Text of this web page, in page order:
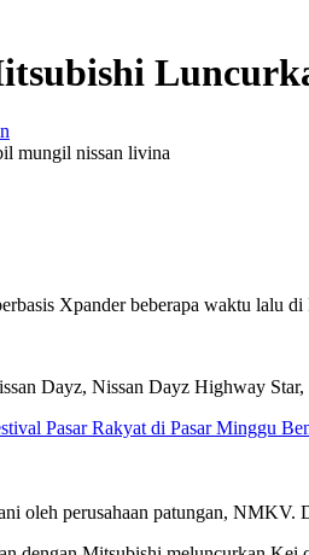
mungil nissan livina
Xpander beberapa waktu lalu
Dayz, Nissan Dayz Highway
Pasar Rakyat di Pasar Minggu
oleh perusahaan patungan,